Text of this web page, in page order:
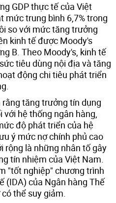
GDP thực tế của Việt
mức trung bình 6,7% trong
so với mức tăng trưởng
kinh tế được Moody's
B. Theo Moody's, kinh tế
tiêu dùng nội địa và tăng
động chi tiêu phát triển
tăng trưởng tín dụng
với hệ thống ngân hàng,
độ phát triển của hệ
ý mức nợ chính phủ cao
rộng là những nhân tố gây
tín nhiệm của Việt Nam.
"tốt nghiệp" chương trình
(IDA) của Ngân hàng Thế
thể suy giảm.